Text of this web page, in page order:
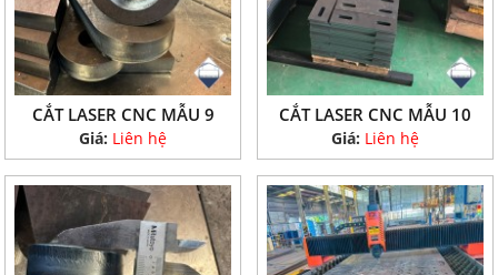
CẮT LASER CNC MẪU 9
Giá: Liên hệ
CẮT LASER CNC MẪU 10
Giá: Liên hệ